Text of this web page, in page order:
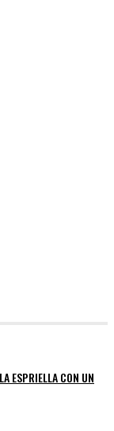
ESPRIELLA CON UN